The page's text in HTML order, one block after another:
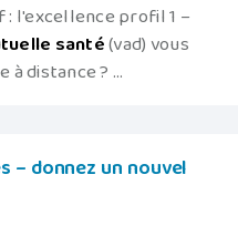
l'excellence profil 1 –
santé(vad) vous
à distance ? ...
– donnez un nouvel